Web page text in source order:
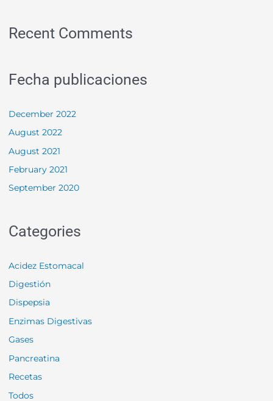
Recent Comments
Fecha publicaciones
December 2022
August 2022
August 2021
February 2021
September 2020
Categories
Acidez Estomacal
Digestión
Dispepsia
Enzimas Digestivas
Gases
Pancreatina
Recetas
Todos